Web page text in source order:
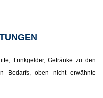
Trinkgelder, Getränke zu den
Bedarfs, oben nicht erwähnte